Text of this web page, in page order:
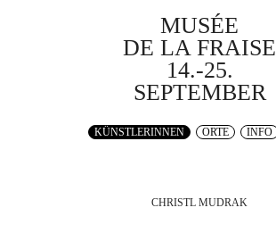
MUSÉE
DE LA FRAISE
14.-25.
SEPTEMBER
KÜNSTLERINNEN ORTE INFO
CHRISTL MUDRAK